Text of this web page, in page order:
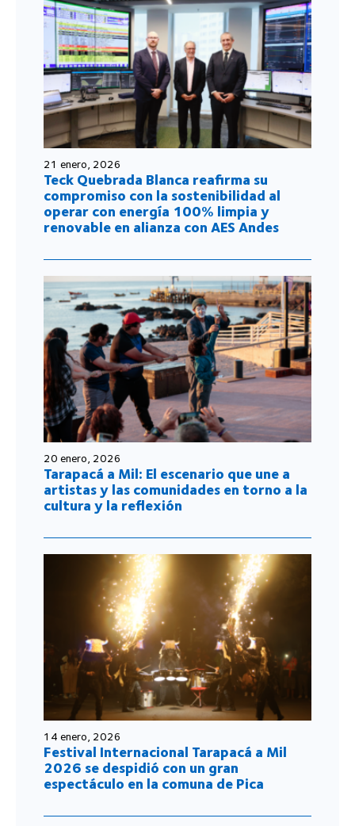
21 enero, 2026
Teck Quebrada Blanca reafirma su
compromiso con la sostenibilidad al
operar con energía 100% limpia y
renovable en alianza con AES Andes
20 enero, 2026
Tarapacá a Mil: El escenario que une a
artistas y las comunidades en torno a la
cultura y la reflexión
14 enero, 2026
Festival Internacional Tarapacá a Mil
2026 se despidió con un gran
espectáculo en la comuna de Pica